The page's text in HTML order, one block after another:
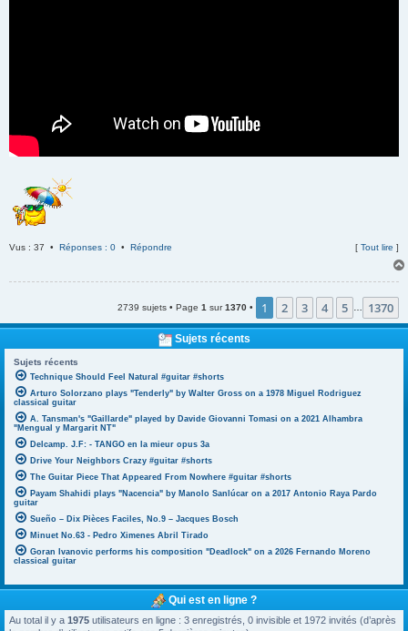
Vus : 37 • Réponses : 0 • Répondre [ Tout lire ]
2739 sujets • Page 1 sur1370 • 1 2 3 4 5 1370
Sujets récents
Sujets récents
Technique Should Feel Natural #guitar #shorts
Arturo Solorzano plays "Tenderly" by Walter Gross on a 1978 Miguel Rodriguez
classical guitar
A. Tansman's "Gaillarde" played by Davide Giovanni Tomasi on a 2021 Alhambra
"Mengual y Margarit NT"
Delcamp. J.F: - TANGO en la mieur opus 3a
Drive Your Neighbors Crazy #guitar #shorts
The Guitar Piece That Appeared From Nowhere #guitar #shorts
Payam Shahidi plays "Nacencia" by Manolo Sanlúcar on a 2017 Antonio Raya Pardo
guitar
Sueño – Dix Pièces Faciles, No.9 – Jacques Bosch
Minuet No.63 - Pedro Ximenes Abril Tirado
Goran Ivanovic performs his composition "Deadlock" on a 2026 Fernando Moreno
classical guitar
Qui est en ligne ?
Au total il y a 1975 utilisateurs en ligne : 3 enregistrés, 0 invisible et 1972 invités (d’après